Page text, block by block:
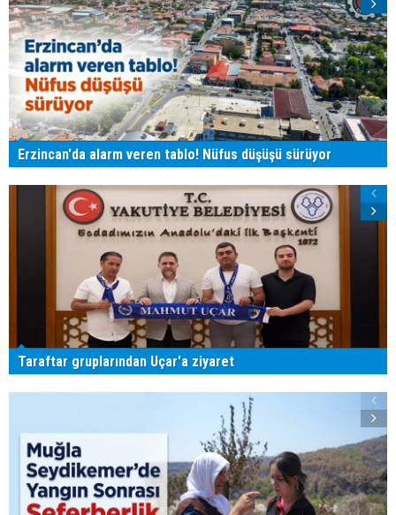
Erzincan'da alarm veren tablo! Nüfus düşüşü sürüyor
Taraftar gruplarından Uçar'a ziyaret